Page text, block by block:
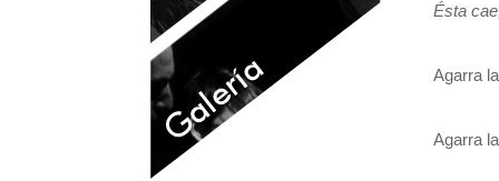
Ésta
Agarra
Agarra